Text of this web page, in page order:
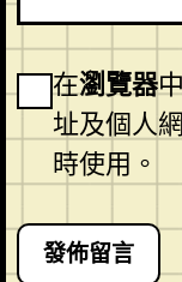
在瀏覽器
址及個人
時使用。